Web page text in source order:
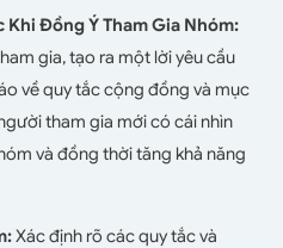
Khi Đồng Ý Tham Gia Nhóm:
gia, tạo ra một lời yêu cầu
về quy tắc cộng đồng và mục
tham gia mới có cái nhìn
và đồng thời tăng khả năng
Xác định rõ các quy tắc và